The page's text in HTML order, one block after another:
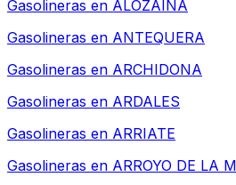
Gasolineras en ALOZAINA
Gasolineras en ANTEQUERA
Gasolineras en ARCHIDONA
Gasolineras en ARDALES
Gasolineras en ARRIATE
Gasolineras en ARROYO DE LA